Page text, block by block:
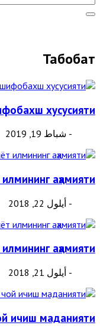
Табобат
хусусияти
- شباط 19, 2019
аҳамияти
- أيلول 22, 2018
аҳамияти
- أيلول 21, 2018
ичиш маданияти